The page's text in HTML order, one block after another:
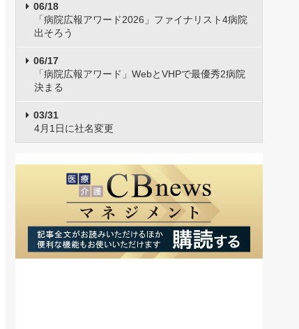
06/18
「病院広報アワード2026」ファイナリスト4病院
出そろう
06/17
「病院広報アワード」WebとVHPで最優秀2病院
決まる
03/31
4月1日に社名変更